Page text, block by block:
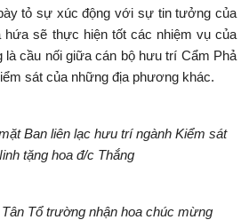
tỏ sự xúc động với sự tin tưởng của
hứa sẽ thực hiện tốt các nhiệm vụ của
cầu nối giữa cán bộ hưu trí Cẩm Phả
sát của những địa phương khác.
Ban liên lạc hưu trí ngành Kiểm sát
tặng hoa đ/c Thắng
Tổ trường nhận hoa chúc mừng